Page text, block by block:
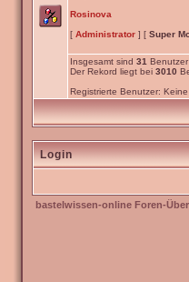
Rosinova
[ Administrator ] [ Super
Insgesamt sind 31
Der Rekord liegt bei 3010
Registrierte Benutzer: Keine
Login
bastelwissen-online Foren-